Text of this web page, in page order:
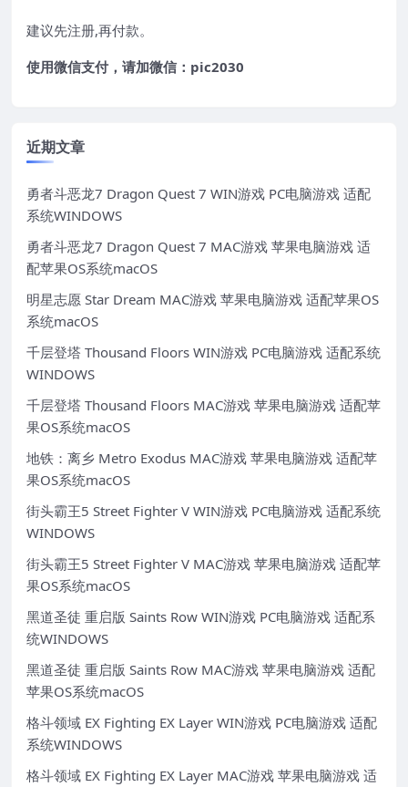
建议先注册,再付款。
使用微信支付，请加微信：pic2030
近期文章
勇者斗恶龙7 Dragon Quest 7 WIN游戏 PC电脑游戏 适配
系统WINDOWS
勇者斗恶龙7 Dragon Quest 7 MAC游戏 苹果电脑游戏 适
配苹果OS系统macOS
明星志愿 Star Dream MAC游戏 苹果电脑游戏 适配苹果OS
系统macOS
千层登塔 Thousand Floors WIN游戏 PC电脑游戏 适配系统
WINDOWS
千层登塔 Thousand Floors MAC游戏 苹果电脑游戏 适配苹
果OS系统macOS
地铁：离乡 Metro Exodus MAC游戏 苹果电脑游戏 适配苹
果OS系统macOS
街头霸王5 Street Fighter V WIN游戏 PC电脑游戏 适配系统
WINDOWS
街头霸王5 Street Fighter V MAC游戏 苹果电脑游戏 适配苹
果OS系统macOS
黑道圣徒 重启版 Saints Row WIN游戏 PC电脑游戏 适配系
统WINDOWS
黑道圣徒 重启版 Saints Row MAC游戏 苹果电脑游戏 适配
苹果OS系统macOS
格斗领域 EX Fighting EX Layer WIN游戏 PC电脑游戏 适配
系统WINDOWS
格斗领域 EX Fighting EX Layer MAC游戏 苹果电脑游戏 适